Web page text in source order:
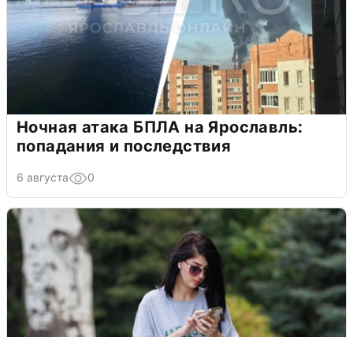
Ночная атака БПЛА на Ярославль:
попадания и последствия
6 августа 0